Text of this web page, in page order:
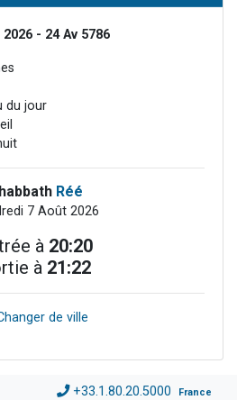
- 24 Av 5786
du jour
Réé
7 Août 2026
à 20:20
à 21:22
de ville
+33.1.80.20.5000 France